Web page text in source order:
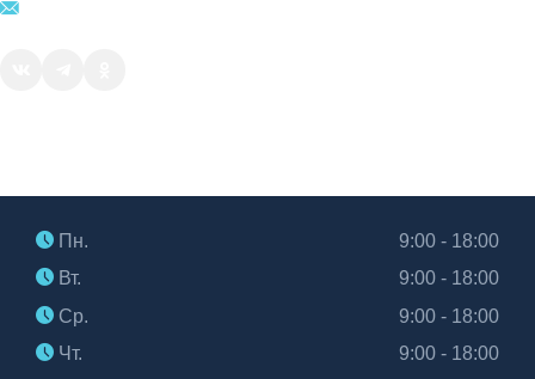
Пн.
9:00 - 18:00
Вт.
9:00 - 18:00
Ср.
9:00 - 18:00
Чт.
9:00 - 18:00